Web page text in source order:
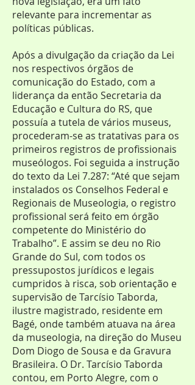
relevante para incrementar as
políticas públicas.
Após a divulgação da criação da Lei
nos respectivos órgãos de
comunicação do Estado, com a
liderança da então Secretaria da
Educação e Cultura do RS, que
possuía a tutela de vários museus,
procederam-se as tratativas para os
primeiros registros de profissionais
museólogos. Foi seguida a instrução
do texto da Lei 7.287: “Até que sejam
instalados os Conselhos Federal e
Regionais de Museologia, o registro
profissional será feito em órgão
competente do Ministério do
Trabalho”. E assim se deu no Rio
Grande do Sul, com todos os
pressupostos jurídicos e legais
cumpridos à risca, sob orientação e
supervisão de Tarcísio Taborda,
ilustre magistrado, residente em
Bagé, onde também atuava na área
da museologia, na direção do Museu
Dom Diogo de Sousa e da Gravura
Brasileira. O Dr. Tarcísio Taborda
contou, em Porto Alegre, com o